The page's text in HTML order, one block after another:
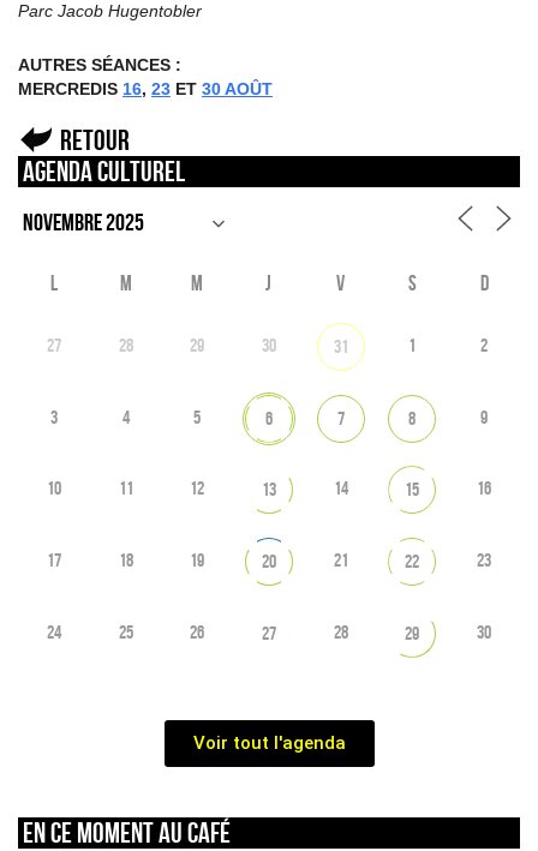
Parc Jacob Hugentobler
AUTRES SÉANCES :
MERCREDIS 16, 23 ET 30 AOÛT
Retour
Agenda culturel
L M M J V S D
27 28 29 30 31 1 2
3 4 5 6 7 8 9
10 11 12 13 14 15 16
17 18 19 20 21 22 23
24 25 26 27 28 29 30
Voir tout l'agenda
En ce moment au café